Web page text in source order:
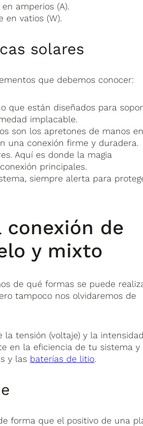
amperios (A).
en vatios (W).
solares
que debemos conocer:
que están diseñados para
implacable.
son los apretones de manos
una conexión firme y duradera.
Aquí es donde la magia
principales.
siempre alerta para
de
y mixto
de qué formas se puede
tampoco nos olvidaremos de
tensión (voltaje) y la intensidad
en la eficiencia de tu sistema y
y las baterías de litio.
forma que el positivo de una